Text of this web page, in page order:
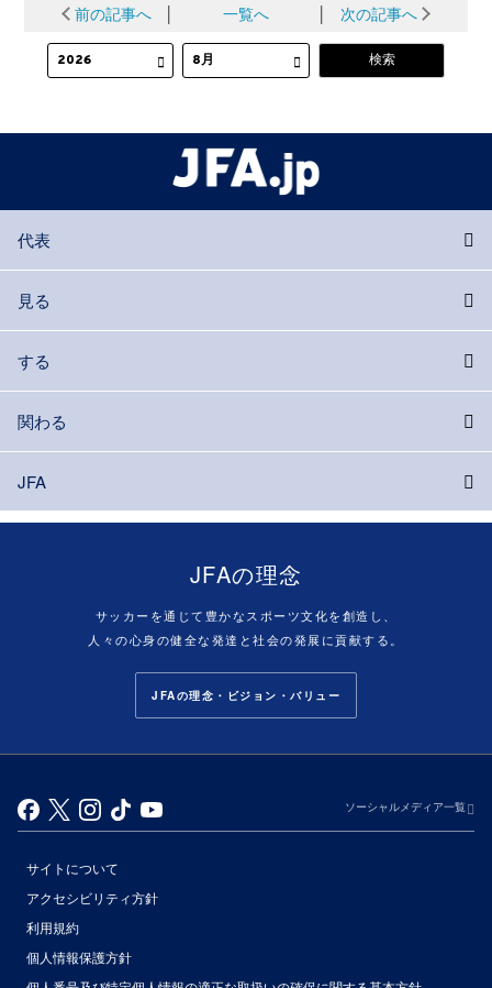
前の記事へ │ 一覧へ │ 次の記事へ
代表
見る
する
関わる
JFA
JFAの理念
サッカーを通じて豊かなスポーツ文化を創造し、
人々の心身の健全な発達と社会の発展に貢献する。
JFAの理念・ビジョン・バリュー
ソーシャルメディア一覧
サイトについて
アクセシビリティ方針
利用規約
個人情報保護方針